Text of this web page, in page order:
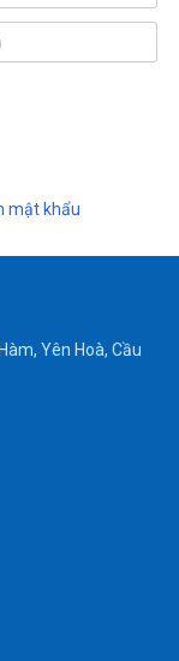
mật khẩu
Yên Hoà, Cầu